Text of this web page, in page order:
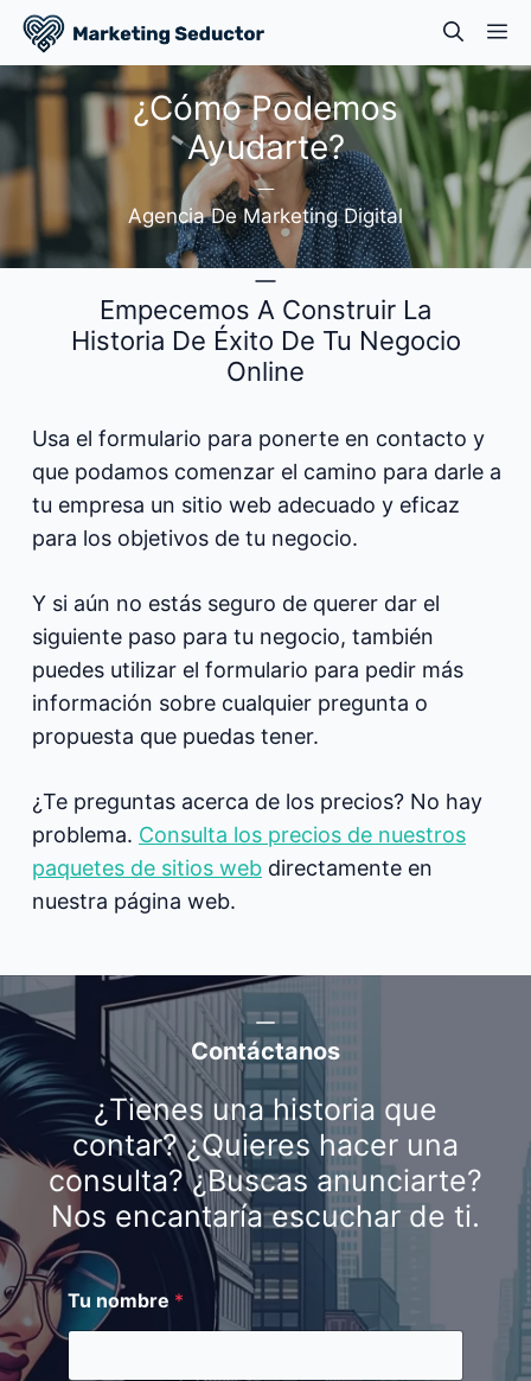
Skip
content
¿Cómo Podemos
Ayudarte?
Agencia De Marketing Digital
Empecemos A Construir La
Historia De Éxito De Tu Negocio
Online
Usa el formulario para ponerte en contacto y
que podamos comenzar el camino para darle a
tu empresa un sitio web adecuado y eficaz
para los objetivos de tu negocio.
Y si aún no estás seguro de querer dar el
siguiente paso para tu negocio, también
puedes utilizar el formulario para pedir más
información sobre cualquier pregunta o
propuesta que puedas tener.
¿Te preguntas acerca de los precios? No hay
problema. Consulta los precios de nuestros
paquetes de sitios web directamente en
nuestra página web.
Contáctanos
¿Tienes una historia que
contar? ¿Quieres hacer una
consulta? ¿Buscas anunciarte?
Nos encantaría escuchar de ti.
Tu nombre *